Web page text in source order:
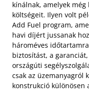
kínálnak, amelyek
költségeit. Ilyen volt
Add Fuel program,
havi díjért jussanak
hároméves
biztosítást, a
országúti
csak az üzemanyagról
konstrukció különösen